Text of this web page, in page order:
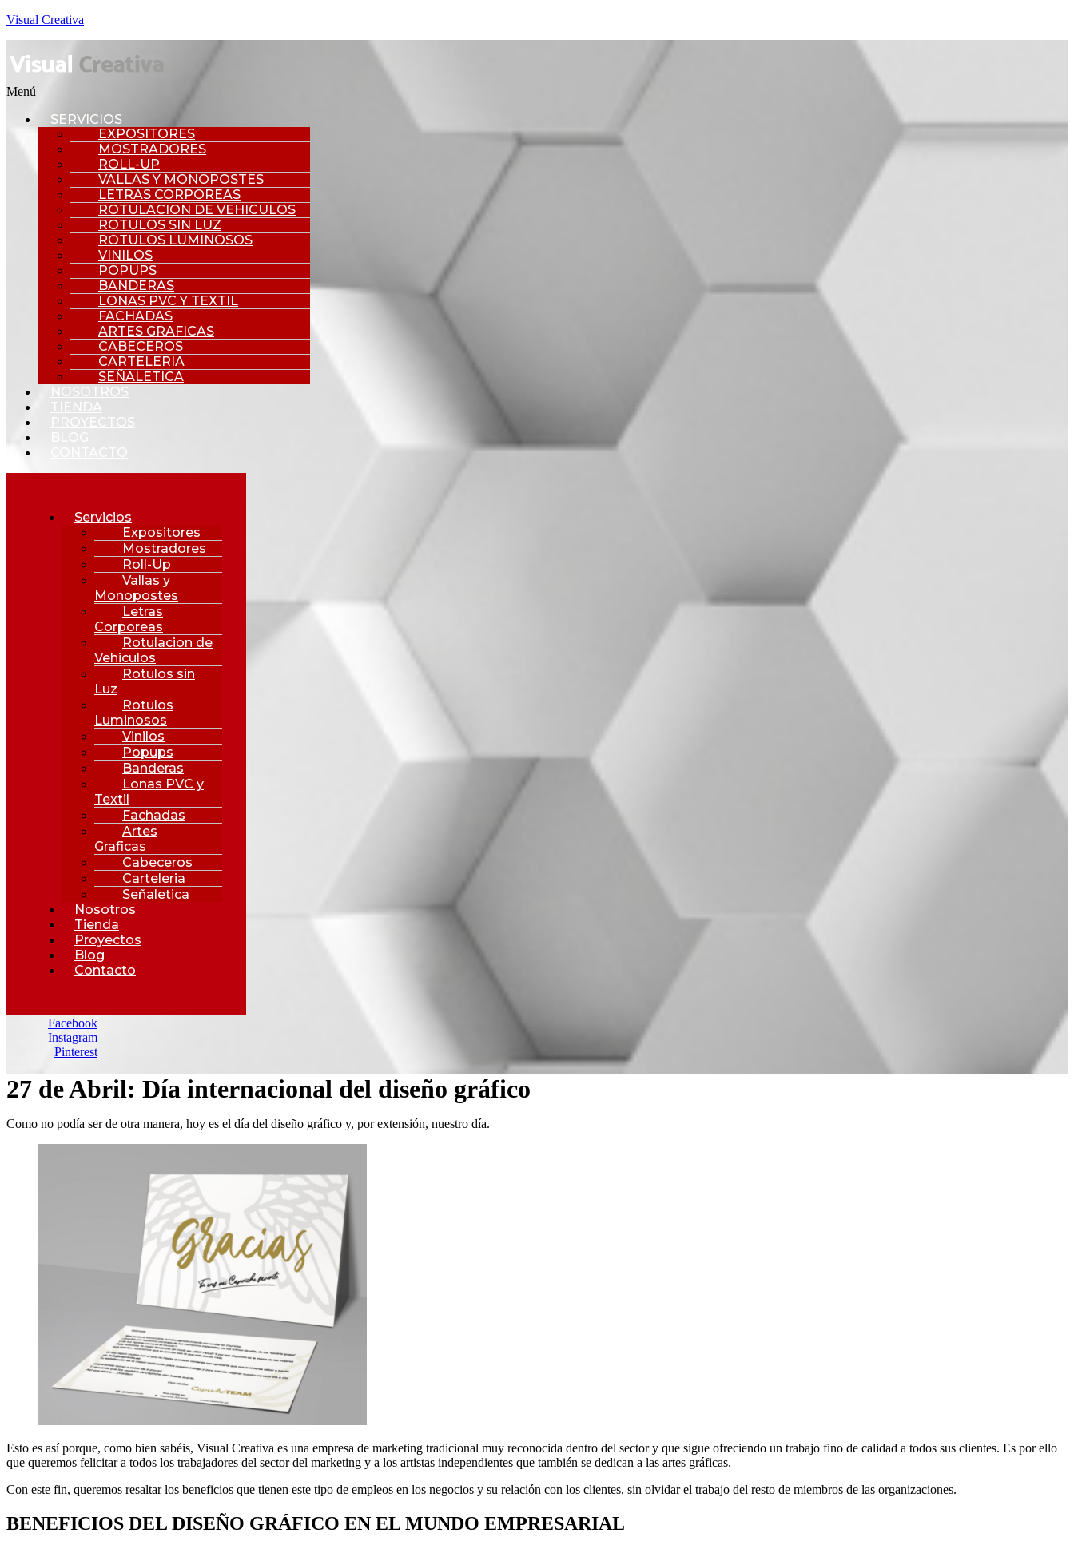
Visual Creativa
Menú
SERVICIOS
EXPOSITORES
MOSTRADORES
ROLL-UP
VALLAS Y MONOPOSTES
LETRAS CORPOREAS
ROTULACION DE VEHICULOS
ROTULOS SIN LUZ
ROTULOS LUMINOSOS
VINILOS
POPUPS
BANDERAS
LONAS PVC Y TEXTIL
FACHADAS
ARTES GRAFICAS
CABECEROS
CARTELERIA
SEÑALETICA
NOSOTROS
TIENDA
PROYECTOS
Servicios
Expositores
Mostradores
Roll-Up
Vallas y
Monopostes
Letras
Corporeas
Rotulacion de
Vehiculos
Rotulos sin
Luz
Rotulos
Luminosos
Vinilos
Popups
Banderas
Lonas PVC y
Textil
Fachadas
Artes
Graficas
Cabeceros
Carteleria
Señaletica
Nosotros
Tienda
Proyectos
Blog
Contacto
Facebook
Instagram
Pinterest
27 de Abril: Día internacional del diseño gráfico
Como no podía ser de otra manera, hoy es el día del diseño gráfico y, por extensión, nuestro día.
Esto es así porque, como bien sabéis, Visual Creativa es una empresa de marketing tradicional muy reconocida dentro del sector y que sigue ofreciendo un trabajo fino de calidad a todos sus clientes. Es por ello
que queremos felicitar a todos los trabajadores del sector del marketing y a los artistas independientes que también se dedican a las artes gráficas.
Con este fin, queremos resaltar los beneficios que tienen este tipo de empleos en los negocios y su relación con los clientes, sin olvidar el trabajo del resto de miembros de las organizaciones.
BENEFICIOS DEL DISEÑO GRÁFICO EN EL MUNDO EMPRESARIAL